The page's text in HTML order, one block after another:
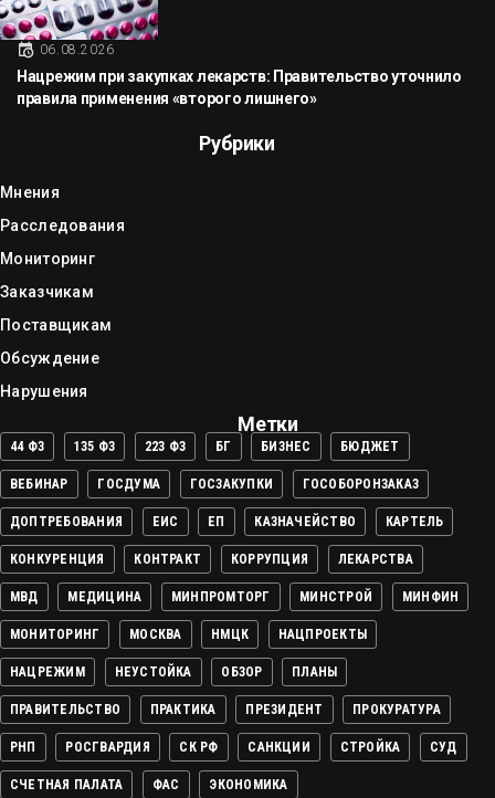
06.08.2026
Нацрежим при закупках лекарств: Правительство уточнило
правила применения «второго лишнего»
Рубрики
Мнения
Расследования
Мониторинг
Заказчикам
Поставщикам
Обсуждение
Нарушения
Метки
44 ФЗ 135 ФЗ 223 ФЗ БГ БИЗНЕС БЮДЖЕТ
ВЕБИНАР ГОСДУМА ГОСЗАКУПКИ ГОСОБОРОНЗАКАЗ
ДОПТРЕБОВАНИЯ ЕИС ЕП КАЗНАЧЕЙСТВО КАРТЕЛЬ
КОНКУРЕНЦИЯ КОНТРАКТ КОРРУПЦИЯ ЛЕКАРСТВА
МВД МЕДИЦИНА МИНПРОМТОРГ МИНСТРОЙ МИНФИН
МОНИТОРИНГ МОСКВА НМЦК НАЦПРОЕКТЫ
НАЦРЕЖИМ НЕУСТОЙКА ОБЗОР ПЛАНЫ
ПРАВИТЕЛЬСТВО ПРАКТИКА ПРЕЗИДЕНТ ПРОКУРАТУРА
РНП РОСГВАРДИЯ СК РФ САНКЦИИ СТРОЙКА СУД
СЧЕТНАЯ ПАЛАТА ФАС ЭКОНОМИКА